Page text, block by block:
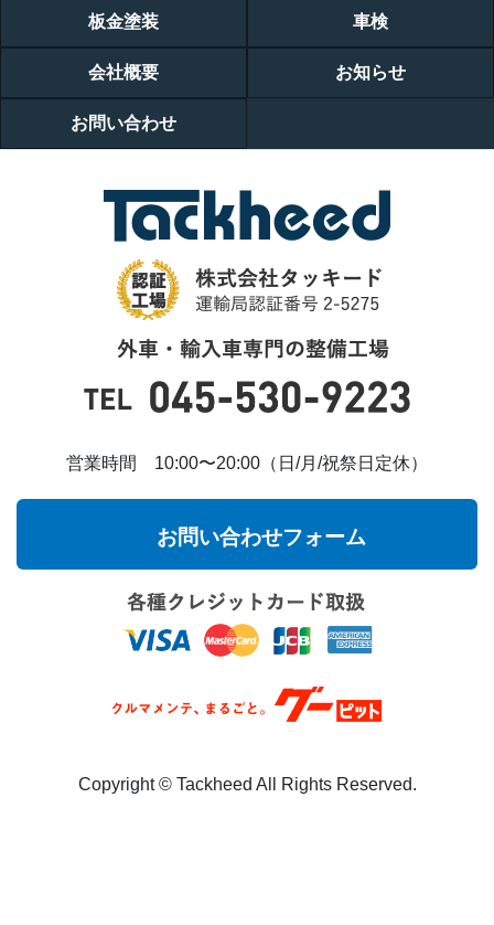
営業時間 10:00〜20:00（日/月/祝祭日定休）
お問い合わせフォーム
Copyright ©︎ Tackheed All Rights Reserved.
板金塗装 車検
会社概要 お知らせ
お問い合わせ